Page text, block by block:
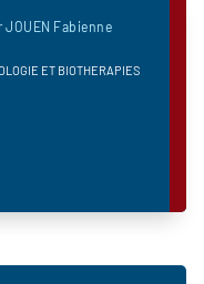
JOUEN Fabienne
ET BIOTHERAPIES